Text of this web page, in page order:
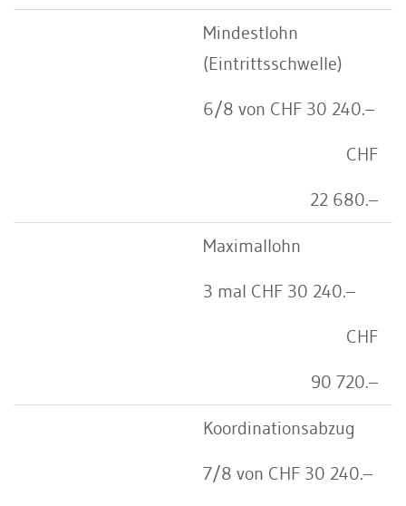
Mindestlohn
(Eintrittsschwelle)
6/8 von CHF 30 240.–
CHF
22 680.–
Maximallohn
3 mal CHF 30 240.–
CHF
90 720.–
Koordinationsabzug
7/8 von CHF 30 240.–